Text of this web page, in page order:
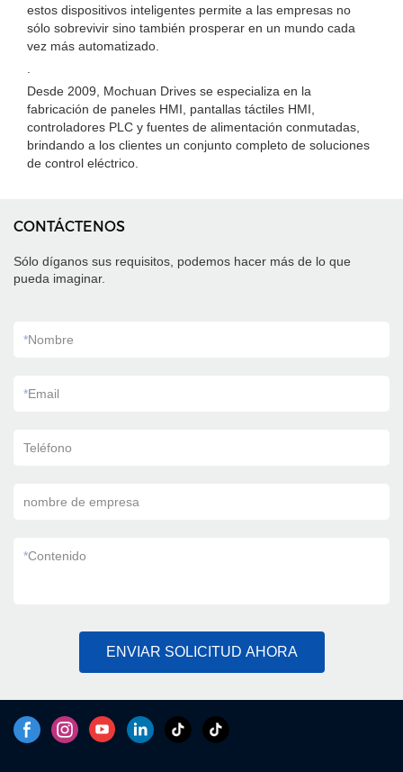
estos dispositivos inteligentes permite a las empresas no
sólo sobrevivir sino también prosperar en un mundo cada
vez más automatizado.
Desde 2009, Mochuan Drives se especializa en la
fabricación de paneles HMI, pantallas táctiles HMI,
controladores PLC y fuentes de alimentación conmutadas,
brindando a los clientes un conjunto completo de soluciones
de control eléctrico.
CONTÁCTENOS
Sólo díganos sus requisitos, podemos hacer más de lo que
pueda imaginar.
*Nombre
*Email
Teléfono
nombre de empresa
*Contenido
ENVIAR SOLICITUD AHORA